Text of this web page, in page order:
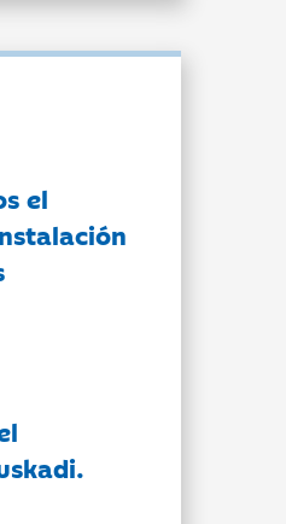
el